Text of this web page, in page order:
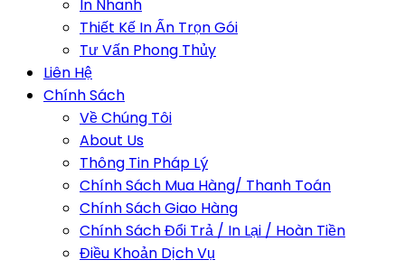
In Nhanh
Thiết Kế In Ấn Trọn Gói
Tư Vấn Phong Thủy
Liên Hệ
Chính Sách
Về Chúng Tôi
About Us
Thông Tin Pháp Lý
Chính Sách Mua Hàng/ Thanh Toán
Chính Sách Giao Hàng
Chính Sách Đổi Trả / In Lại / Hoàn Tiền
Điều Khoản Dịch Vụ